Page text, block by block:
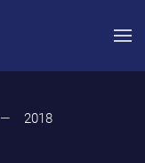
2018